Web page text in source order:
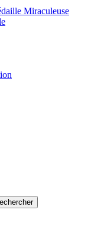
Miraculeuse